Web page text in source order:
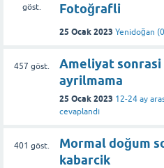
göst.
Fotoğrafli
25 Ocak 2023 Yenidoğan
457 göst.
Ameliyat sonrasi
ayrilmama
25 Ocak 2023 12-24 ay
cevaplandı
401 göst.
Mormal doğum
kabarcik